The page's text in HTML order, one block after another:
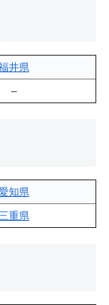
井県
–
知県
三重県